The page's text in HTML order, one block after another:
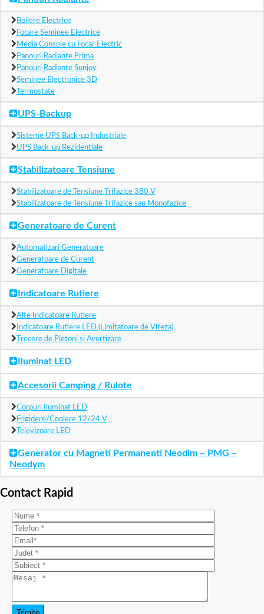
Boilere Electrice
Focare Seminee Electrice
Media Console cu Focar Electric
Panouri Radiante Prima
Panouri Radiante Sunjoy
Seminee Electronice 3D
Termostate
UPS-Backup
Sisteme UPS Back-up Industriale
UPS Back-up Rezidentiale
Stabilizatoare Tensiune
Stabilizatoare de Tensiune Trifazice 380 V
Stabilizatoare de Tensiune Trifazice sau Monofazice
Generatoare de Curent
Automatizari Generatoare
Generatoare de Curent
Generatoare Digitale
Indicatoare Rutiere
Alte Indicatoare Rutiere
Indicatoare Rutiere LED (Limitatoare de Viteza)
Trecere de Pietoni si Avertizare
Iluminat LED
Accesorii Camping / Rulote
Corpuri Iluminat LED
Frigidere/Coolere 12/24 V
Televizoare LED
Generator cu Magneti Permanenti Neodim – PMG –
Neodym
Contact Rapid